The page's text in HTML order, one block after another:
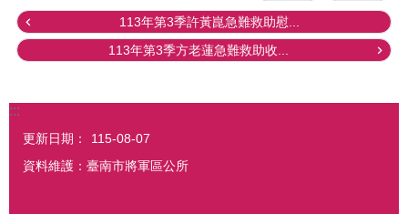
113年第3季許黃崑急難救助慰...
113年第3季方老蓮急難救助收...
:::
更新日期：
115-08-07
資料維護：臺南市將軍區公所